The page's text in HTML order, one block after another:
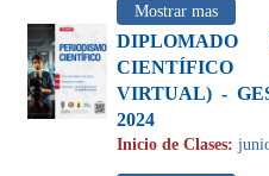
Mostrar mas
DIPLOMADO
VIRTUAL) -
2024
Inicio de Clases: